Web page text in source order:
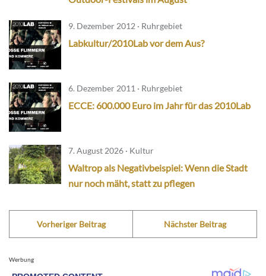
9. Dezember 2012 · Ruhrgebiet
Labkultur/2010Lab vor dem Aus?
6. Dezember 2011 · Ruhrgebiet
ECCE: 600.000 Euro im Jahr für das 2010Lab
7. August 2026 · Kultur
Waltrop als Negativbeispiel: Wenn die Stadt
nur noch mäht, statt zu pflegen
Vorheriger Beitrag Nächster Beitrag
Werbung